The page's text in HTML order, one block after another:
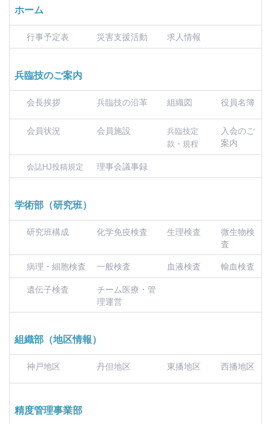
ホーム
行事予定表 災害支援活動 求人情報
兵臨技のご案内
会長挨拶 兵臨技の沿革 組織図 役員名簿
会員状況 会員施設
兵臨技定
款・規程
入会のご
案内
会誌HJ投稿規定 理事会議事録
学術部（研究班）
研究班構成 化学免疫検査 生理検査
微生物検
査
病理・細胞検査
一般検査 血液検査
輸血検査
遺伝子検査
チーム医療・管
理運営
組織部（地区情報）
神戸地区 丹但地区 東播地区 西播地区
精度管理事業部